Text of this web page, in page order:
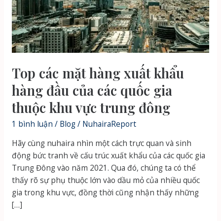
Top các mặt hàng xuất khẩu
hàng đầu của các quốc gia
thuộc khu vực trung đông
1 bình luận / Blog/ NuhairaReport
Hãy cùng nuhaira nhìn một cách trực quan và sinh
động bức tranh về cấu trúc xuất khẩu của các quốc gia
Trung Đông vào năm 2021. Qua đó, chúng ta có thể
thấy rõ sự phụ thuộc lớn vào dầu mỏ của nhiều quốc
gia trong khu vực, đồng thời cũng nhận thấy những
[…]